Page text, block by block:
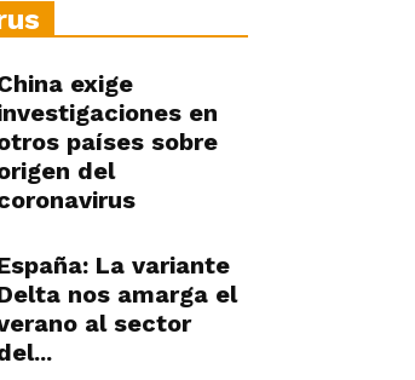
exige
en
países sobre
del
La variante
nos amarga el
al sector